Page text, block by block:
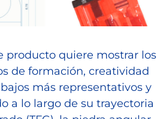
producto quiere mostrar los
de formación, creatividad
más representativos y
a lo largo de su trayectoria